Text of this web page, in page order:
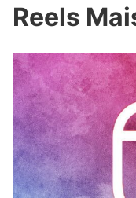
Reels